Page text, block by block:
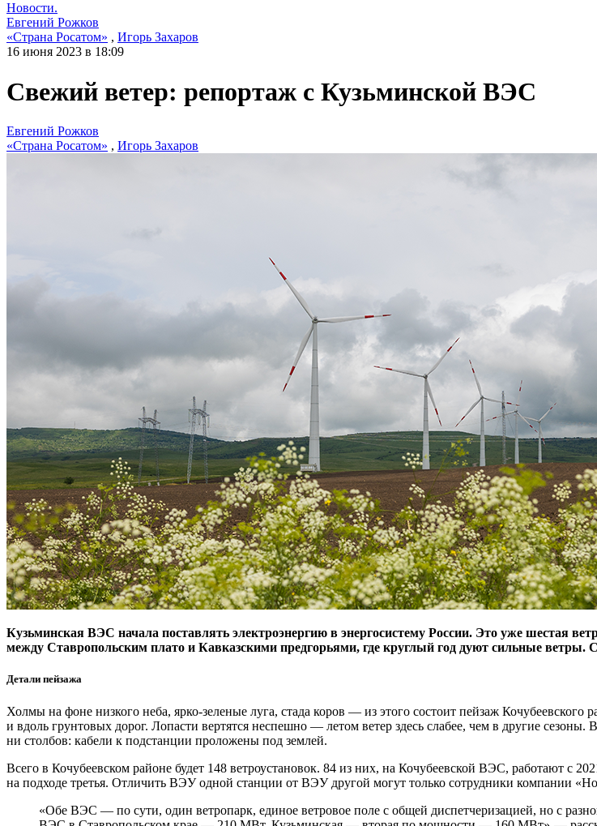
Новости.
Евгений Рожков
«Страна Росатом» , Игорь Захаров
16 июня 2023 в 18:09
Свежий ветер: репортаж с Кузьминской ВЭС
Евгений Рожков
«Страна Росатом» , Игорь Захаров
Кузьминская ВЭС начала поставлять электроэнергию в энергосистему России. Это уже шестая
между Ставропольским плато и Кавказскими предгорья­ми, где круглый год дуют сильные ветры.
Детали пейзажа
Холмы на фоне низкого неба, ярко-зеленые луга, стада коров — ​из этого состоит пейзаж
и вдоль грунтовых дорог. Лопасти вертятся неспешно — ​летом ветер здесь слабее, чем в другие
ни столбов: кабели к подстанции проложены под землей.
Всего в Кочубеевском районе будет 148 ветроустановок. 84 из них, на Кочубеевской ВЭС, работают с
на подходе третья. Отличить ВЭУ одной станции от ВЭУ другой могут только сотрудники компании
«Обе ВЭС — ​по сути, один ветропарк, единое ветровое поле с общей диспетчеризацией, но с